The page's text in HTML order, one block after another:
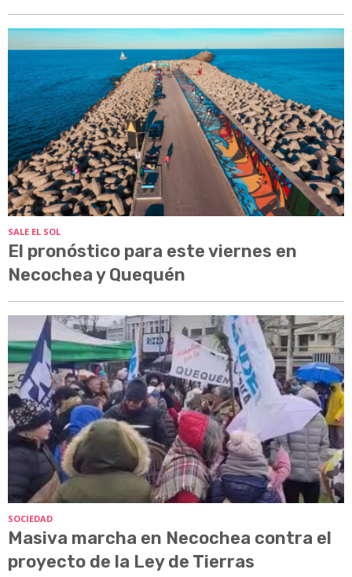
SALE EL SOL
El pronóstico para este viernes en
Necochea y Quequén
SOCIEDAD
Masiva marcha en Necochea contra el
proyecto de la Ley de Tierras